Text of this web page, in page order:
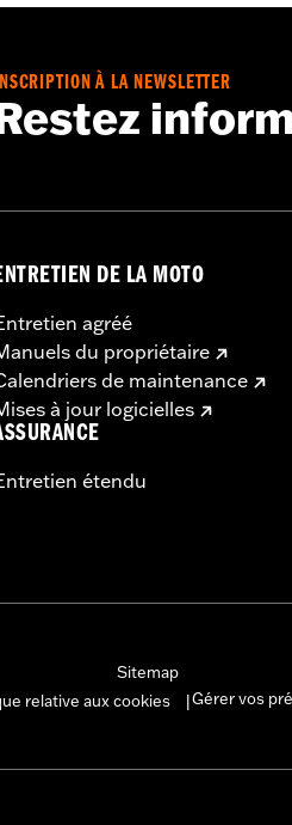
and installation
À LA NEWSLETTER
DE LA MOTO
agréé
du propriétaire
de maintenance
à jour logicielles
étendu
Sitemap
relative aux cookies Gérer vos